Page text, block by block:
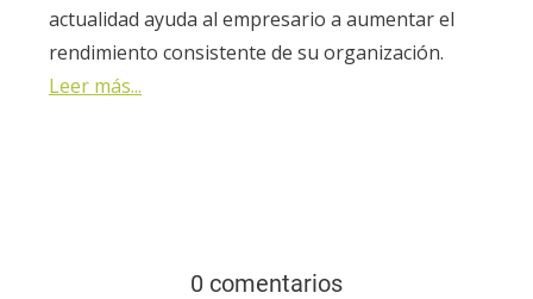
actualidad ayuda al empresario a aumentar el
rendimiento consistente de su organización.
Leer más...
0 comentarios